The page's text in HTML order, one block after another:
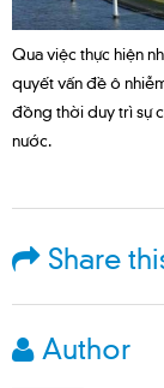
Qua việc thực hiện
quyết vấn đề ô
đồng thời duy trì sự
nước.
Share
Author